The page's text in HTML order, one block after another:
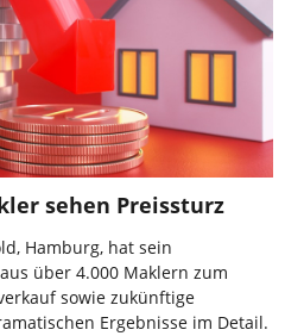
sehen Preissturz
Hamburg, hat sein
über 4.000 Maklern zum
sowie zukünftige
Ergebnisse im Detail.